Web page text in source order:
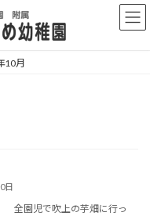
10月
日
全園児で吹上の芋畑に行っ